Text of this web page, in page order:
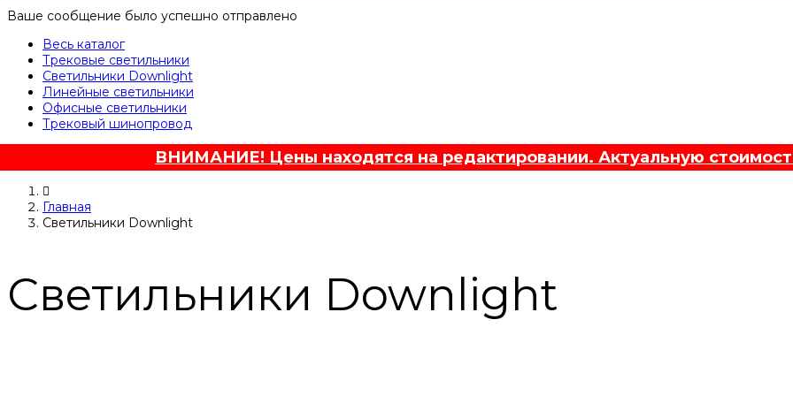
Ваше сообщение было успешно отправлено
Весь каталог
Трековые светильники
Светильники Downlight
Линейные светильники
Офисные светильники
Трековый шинопровод
ВНИМАНИЕ! Цены находятся на редактировании. Актуальную
Главная
Светильники Downlight
Светильники Downlight